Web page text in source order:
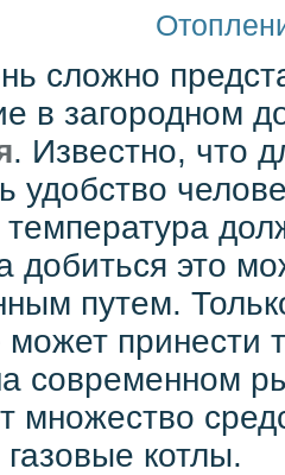
сложно
в загородном
. Известно, что
удобство
температура
добиться это
путем.
может
современном
множество
котлы.